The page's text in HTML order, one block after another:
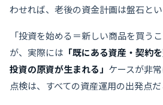
わせれば、老後の資金計画は盤石とい
「投資を始める＝新しい商品を買う
が、実際には 「既にある資産・契約
投資の原資が生まれる」 ケースが非
点検は、すべての資産運用の出発点だ